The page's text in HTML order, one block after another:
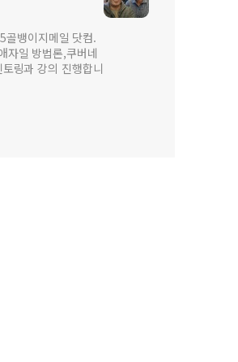
뱅이지메일 닷컴.
자일 방법론,쿠버네
링과 강의 진행합니